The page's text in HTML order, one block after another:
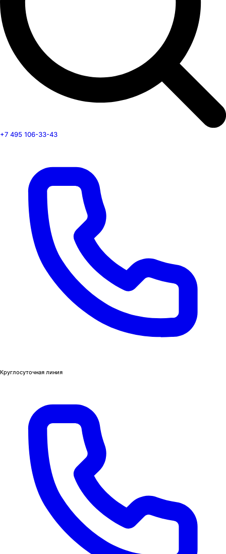
+7 495 106-33-43
Круглосуточная линия